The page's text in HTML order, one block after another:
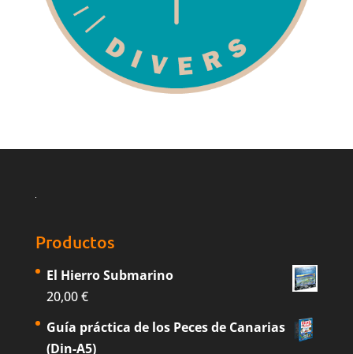
Productos
El Hierro Submarino
20,00€
Guía práctica de los Peces de Canarias
(Din-A5)